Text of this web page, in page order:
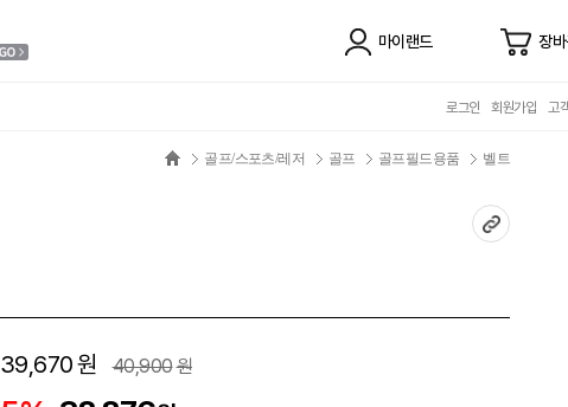
마이랜드 장
로그인 회원가입 고
골프/스포츠/레저 골프 골프필드용품 벨트
39,670원 40,900원